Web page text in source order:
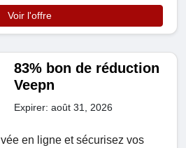
Voir l'offre
83% bon de réduction
Veepn
Expirer: août 31, 2026
en ligne et sécurisez vos